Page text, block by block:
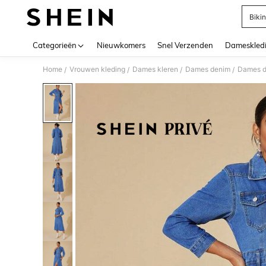
Categorieën Nieuwkomers Snel Verzenden
Home / Vrouwen kleding / Dames kleren / Dames denim / Dames